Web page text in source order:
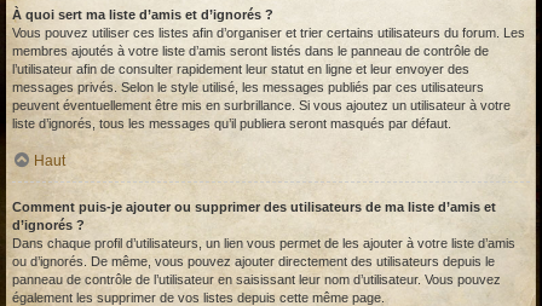
À quoi sert ma liste d’amis et d’ignorés ?
Vous pouvez utiliser ces listes afin d’organiser et trier certains utilisateurs du forum. Les
membres ajoutés à votre liste d’amis seront listés dans le panneau de contrôle de
l’utilisateur afin de consulter rapidement leur statut en ligne et leur envoyer des
messages privés. Selon le style utilisé, les messages publiés par ces utilisateurs
peuvent éventuellement être mis en surbrillance. Si vous ajoutez un utilisateur à votre
liste d’ignorés, tous les messages qu’il publiera seront masqués par défaut.
Haut
Comment puis-je ajouter ou supprimer des utilisateurs de ma liste d’amis et
d’ignorés ?
Dans chaque profil d’utilisateurs, un lien vous permet de les ajouter à votre liste d’amis
ou d’ignorés. De même, vous pouvez ajouter directement des utilisateurs depuis le
panneau de contrôle de l’utilisateur en saisissant leur nom d’utilisateur. Vous pouvez
également les supprimer de vos listes depuis cette même page.